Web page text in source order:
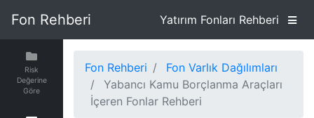
Fon Rehberi Yatırım Fonları Rehberi
Risk
Değerine
Göre
Fon Rehberi
Fon Varlık Dağılımları
Yabancı Kamu Borçlanma Araçları
İçeren Fonlar Rehberi